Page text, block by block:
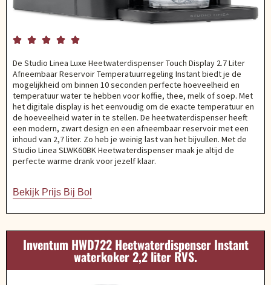
    
De Studio Linea Luxe Heetwaterdispenser Touch Display 2.7 Liter
Afneembaar Reservoir Temperatuurregeling Instant biedt je de
mogelijkheid om binnen 10 seconden perfecte hoeveelheid en
temperatuur water te hebben voor koffie, thee, melk of soep. Met
het digitale display is het eenvoudig om de exacte temperatuur en
de hoeveelheid water in te stellen. De heetwaterdispenser heeft
een modern, zwart design en een afneembaar reservoir met een
inhoud van 2,7 liter. Zo heb je weinig last van het bijvullen. Met de
Studio Linea SLWK60BK Heetwaterdispenser maak je altijd de
perfecte warme drank voor jezelf klaar.
Bekijk Prijs Bij Bol
Inventum HWD722 Heetwaterdispenser Instant
waterkoker 2,2 liter RVS.